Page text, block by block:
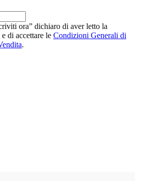
ora” dichiaro di aver letto la
e di accettare le Condizioni Generali di
.